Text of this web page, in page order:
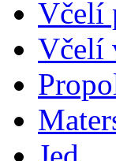
Včelí
Včelí